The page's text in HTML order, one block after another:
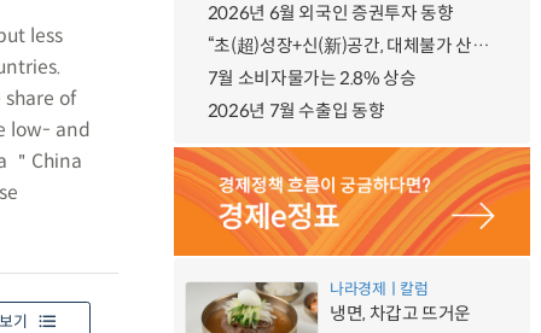
less
of
low- and
＂China
기
2026년 6월 외국인 증권투자 동향
“초(超)성장+신(新)공간, 대체불가 산업강국”
7월 소비자물가는 2.8% 상승
2026년 7월 수출입 동향
나라경제ㅣ칼럼
냉면, 차갑고 뜨거운